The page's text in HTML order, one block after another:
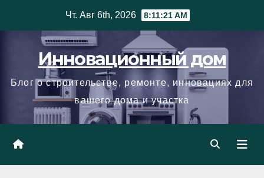
Чт. Авг 6th, 2026 8:11:22 AM
Инновационный дом
Блог о строительстве, ремонте, инновациях для
вашего дома и участка